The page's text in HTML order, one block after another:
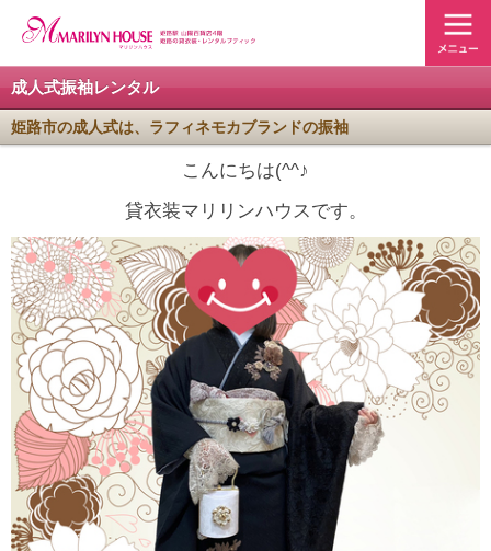
成人式振袖レンタル
姫路市の成人式は、ラフィネモカブランドの振袖
こんにちは(^^♪
貸衣装マリリンハウスです。